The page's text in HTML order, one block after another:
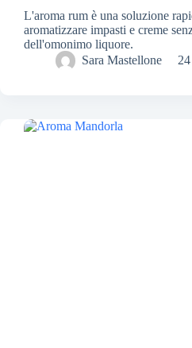
L'aroma rum è una soluzione
aromatizzare impasti e creme
dell'omonimo liquore.
Sara Mastellone